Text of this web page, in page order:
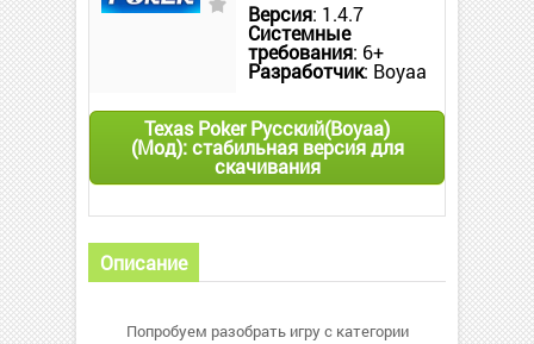
Версия: 1.4.7
Системные
требования: 6+
Разработчик: Boyaa
Texas Poker Русский(Boyaa)
(Мод): стабильная версия для
скачивания
Описание
Попробуем разобрать игру с категории